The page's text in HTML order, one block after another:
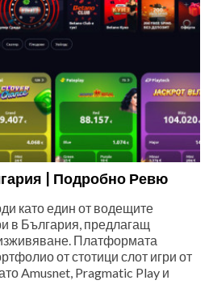
| Подробно Ревю
като един от водещите
в България, предлагащ
Платформата
от стотици слот игри от
Amusnet, Pragmatic Play и